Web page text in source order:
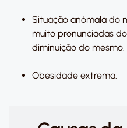
Situação anómala do
muito pronunciadas
diminuição do mesmo.
Obesidade extrema.